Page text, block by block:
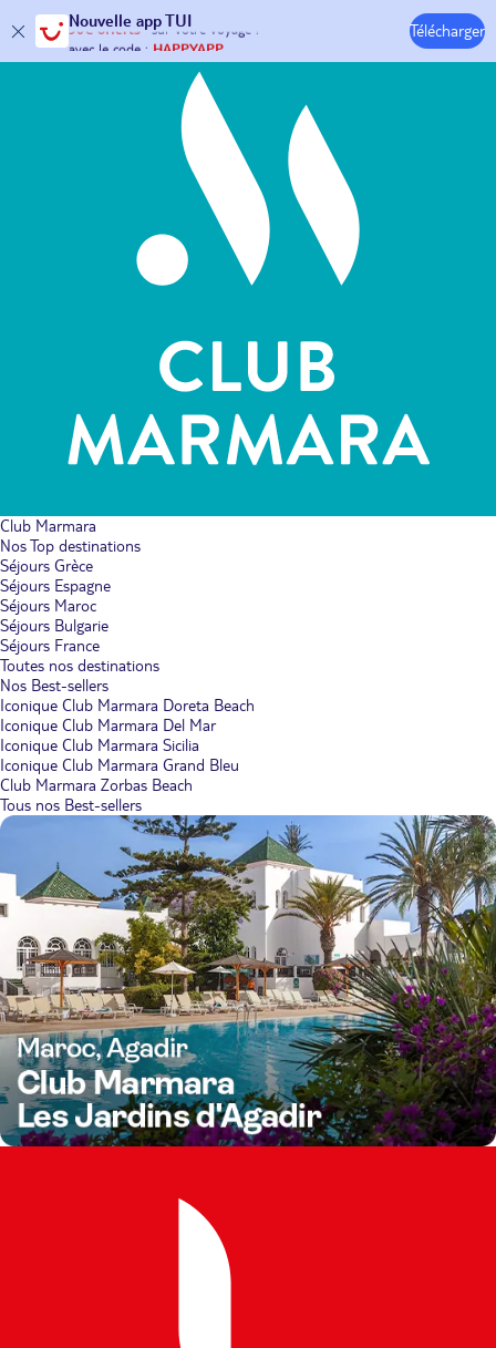
Nouvelle app TUI
30€ offerts* sur votrevoyage !
avec le code :HAPPYAPP
Télécharger
Hôtels & Clubs
Club Marmara
Nos Top destinations
Séjours Grèce
Séjours Espagne
Séjours Maroc
Séjours Bulgarie
Séjours France
Toutes nos destinations
Nos Best-sellers
Iconique Club Marmara Doreta Beach
Iconique Club Marmara Del Mar
Iconique Club Marmara Sicilia
Iconique Club Marmara Grand Bleu
Club Marmara Zorbas Beach
Tous nos Best-sellers